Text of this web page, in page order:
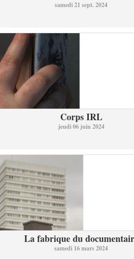
samedi 21 sept. 2024
Corps IRL
jeudi 06 juin 2024
La fabrique du
samedi 16 mars 2024